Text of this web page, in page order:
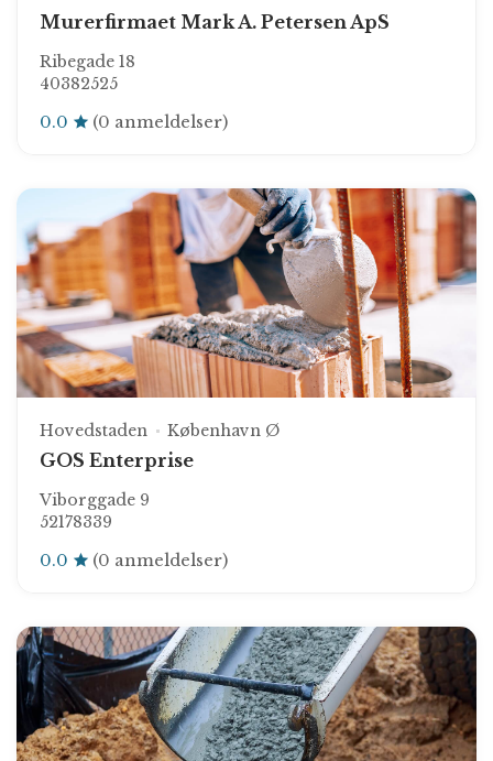
Murerfirmaet Mark A. Petersen ApS
Ribegade 18
40382525
0.0 (0 anmeldelser)
Hovedstaden København Ø
GOS Enterprise
Viborggade 9
52178339
0.0 (0 anmeldelser)